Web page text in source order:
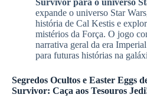
Survivor para o universo
expande o universo Star
história de Cal Kestis e
mistérios da Força. O jogo
narrativa geral da era
para futuras histórias na
Segredos Ocultos e Easter Eggs
Survivor: Caça aos Tesouros